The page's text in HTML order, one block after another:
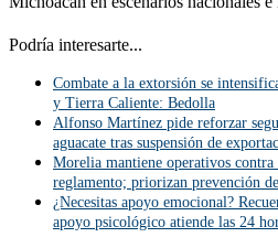
Podría interesarte...
Combate a la extorsión se
y Tierra Caliente: Bedolla
Alfonso Martínez pide reforzar
aguacate tras suspensión de
Morelia mantiene operativos
reglamento; priorizan prevención
¿Necesitas apoyo emocional?
apoyo psicológico atiende las 24